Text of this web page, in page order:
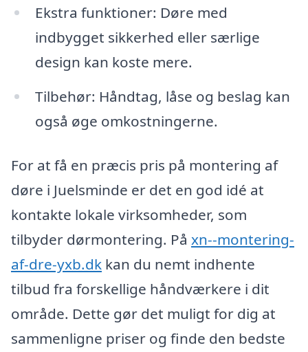
Ekstra funktioner: Døre med
indbygget sikkerhed eller særlige
design kan koste mere.
Tilbehør: Håndtag, låse og beslag kan
også øge omkostningerne.
For at få en præcis pris på montering af
døre i Juelsminde er det en god idé at
kontakte lokale virksomheder, som
tilbyder dørmontering. På xn--montering-
af-dre-yxb.dk kan du nemt indhente
tilbud fra forskellige håndværkere i dit
område. Dette gør det muligt for dig at
sammenligne priser og finde den bedste